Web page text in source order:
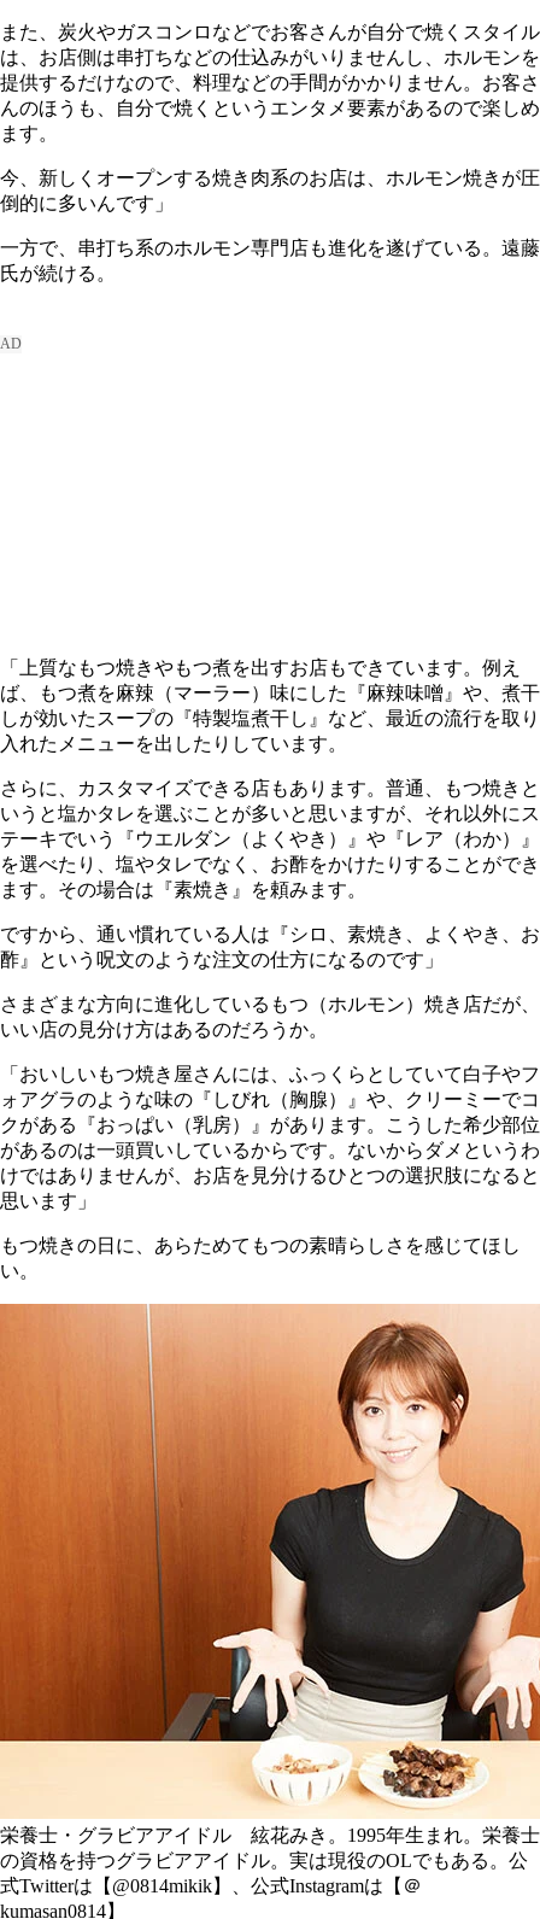
また、炭火やガスコンロなどでお客さんが自分で焼くスタイル
は、お店側は串打ちなどの仕込みがいりませんし、ホルモンを
提供するだけなので、料理などの手間がかかりません。お客さ
んのほうも、自分で焼くというエンタメ要素があるので楽しめ
ます。
今、新しくオープンする焼き肉系のお店は、ホルモン焼きが圧
倒的に多いんです」
一方で、串打ち系のホルモン専門店も進化を遂げている。遠藤
氏が続ける。
「上質なもつ焼きやもつ煮を出すお店もできています。例え
ば、もつ煮を麻辣（マーラー）味にした『麻辣味噌』や、煮干
しが効いたスープの『特製塩煮干し』など、最近の流行を取り
入れたメニューを出したりしています。
さらに、カスタマイズできる店もあります。普通、もつ焼きと
いうと塩かタレを選ぶことが多いと思いますが、それ以外にス
テーキでいう『ウエルダン（よくやき）』や『レア（わか）』
を選べたり、塩やタレでなく、お酢をかけたりすることができ
ます。その場合は『素焼き』を頼みます。
ですから、通い慣れている人は『シロ、素焼き、よくやき、お
酢』という呪文のような注文の仕方になるのです」
さまざまな方向に進化しているもつ（ホルモン）焼き店だが、
いい店の見分け方はあるのだろうか。
「おいしいもつ焼き屋さんには、ふっくらとしていて白子やフ
ォアグラのような味の『しびれ（胸腺）』や、クリーミーでコ
クがある『おっぱい（乳房）』があります。こうした希少部位
があるのは一頭買いしているからです。ないからダメというわ
けではありませんが、お店を見分けるひとつの選択肢になると
思います」
もつ焼きの日に、あらためてもつの素晴らしさを感じてほし
い。
栄養士・グラビアアイドル 絃花みき。1995年生まれ。栄養士
の資格を持つグラビアアイドル。実は現役のOLでもある。公
式Twitterは【@0814mikik】、公式Instagramは【＠
kumasan0814】